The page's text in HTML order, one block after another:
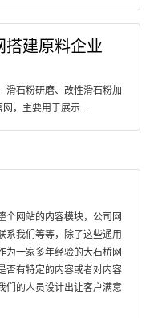
搭建原料企业
滑石粉研磨、改性滑石粉加
，主要用于展示...
个网站的内容模块，公司网
系我们等等，除了这些通用
为一家多年经验的大石桥网
否有特定的内容或者对内容
们的人员设计出让客户满意